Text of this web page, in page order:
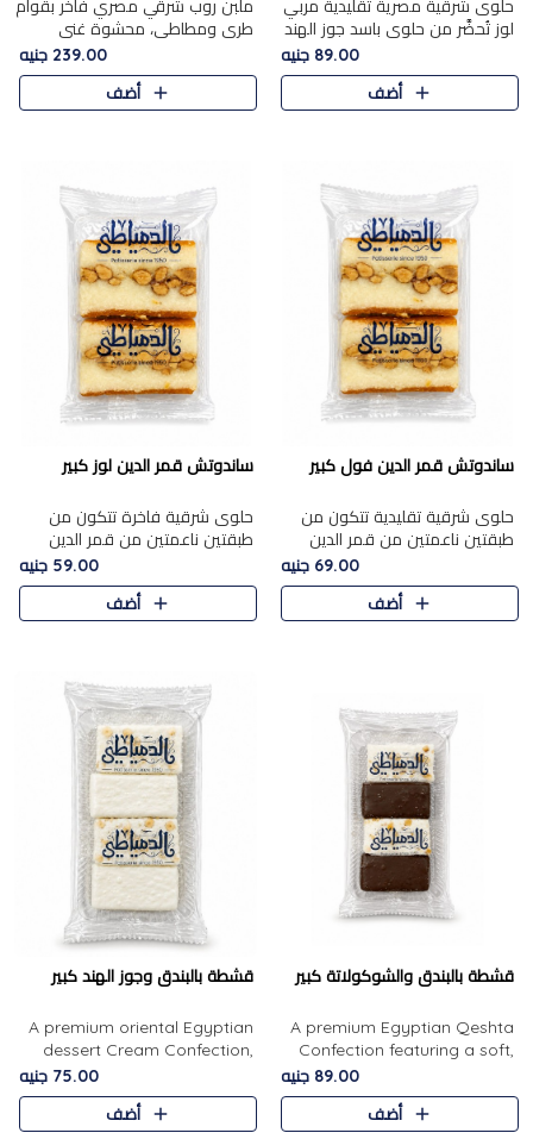
حلوى شرقية مصرية تقليدية مربي
لوز تُحضَّر من حلوى باسد جوز الهند
بقوام طري ومذاق غني، وتُزين
وتغطاه بقطع اللوز الفاخر التي
تضيف لمسة مميزة م..
89.00 جنيه
أضف
ملبن روب شرقي مصري فاخر بقوام
طري ومطاطي، محشوة غني
بسخاء بقطع عين الجمل واللوز
الفاخر التي تضيف قرمشة مميزة
ومرضية ونكهة ناتي غنية في كل
239.00 جنيه
أضف
ساندوتش قمر الدين فول كبير
حلوى شرقية تقليدية تتكون من
طبقتين ناعمتين من قمر الدين
الفاخر، تتوسطهما حشوة غنية من
الفول السوداني المحمص، لتجمع
بين حلاوة المشمش الطبيعية..
69.00 جنيه
أضف
ساندوتش قمر الدين لوز كبير
حلوى شرقية فاخرة تتكون من
طبقتين ناعمتين من قمر الدين
الفاخر، تتوسطهما حشوة غنية من
اللوز المحمص لتمنح مزيجًا متوازنًا
من النعومة والقرمشة. ..
59.00 جنيه
أضف
قشطة بالبندق والشوكولاتة كبير
A premium Egyptian Qeshta
Confection featuring a soft,
creamy texture paired with a
rich layer of premium
chocolate and the distinctive
89.00 جنيه
أضف
قشطة بالبندق وجوز الهند كبير
A premium oriental Egyptian
dessert Cream Confection,
featuring a soft, creamy
texture and the distinctive
flavor of roasted hazelnuts.
75.00 جنيه
أضف